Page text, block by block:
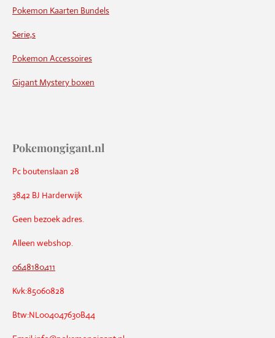
Pokemon Kaarten Bundels
Serie,s
Pokemon Accessoires
Gigant Mystery boxen
Pokemongigant.nl
Pc boutenslaan 28
3842 BJ Harderwijk
Geen bezoek adres.
Alleen webshop.
0648180411
Kvk:85060828
Btw:NL004047630B44